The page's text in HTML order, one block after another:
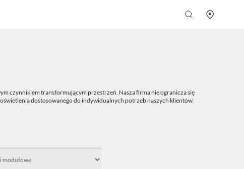
czynnikiem transformującym przestrzeń. Nasza firma nie ogranicza się
dostosowanego do indywidualnych potrzeb naszych klientów.